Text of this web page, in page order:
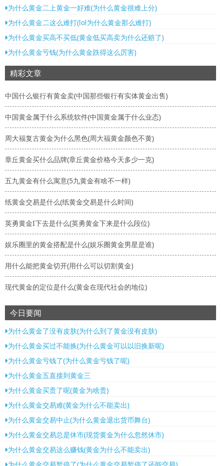
为什么黄金二上黄金一好难(为什么黄金很难上分)
为什么黄金二这么难打(lol为什么黄金那么难打)
为什么黄金买高不买低(黄金低买高卖为什么还赔了)
为什么黄金亏钱(为什么黄金跌得这么厉害)
精彩文章
中国什么银行有黄金卖(中国那些银行有实体黄金出售)
中国黄金属于什么系统软件(中国黄金属于什么业态)
周大福复古黄金为什么黑色(周大福黄金颜色不黄)
章丘黄金买什么品牌(章丘黄金价格今天多少一克)
五九黄金有什么寓意(5九黄金有啥不一样)
纸黄金交易是什么(纸黄金交易是什么时间)
英勇黄金I下去是什么(英勇黄金下来是什么段位)
娱乐圈里的黄金搭配是什么(娱乐圈黄金男星是谁)
用什么能把黄金切开(用什么可以切割黄金)
现代黄金的定位是什么(黄金在现代社会的地位)
今日要闻
为什么黄金了没有皮肤(为什么到了黄金没有皮肤)
为什么黄金买过不能换(为什么黄金可以以旧换新呢)
为什么黄金亏钱了(为什么黄金亏钱了呢)
为什么黄金五直接到黄金三
为什么黄金买贵了呢(黄金为啥贵)
为什么黄金交易难(黄金为什么不能卖出)
为什么黄金交易中止(为什么黄金退出货币舞台)
为什么黄金交易总是休市(现货黄金为什么忽然休市)
为什么黄金交易这么赚钱(黄金为什么不能卖出)